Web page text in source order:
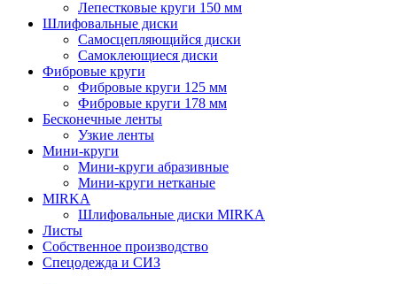
Лепестковые круги 150 мм
Шлифовальные диски
Самосцепляющийся диски
Самоклеющиеся диски
Фибровые круги
Фибровые круги 125 мм
Фибровые круги 178 мм
Бесконечные ленты
Узкие ленты
Мини-круги
Мини-круги абразивные
Мини-круги нетканые
MIRKA
Шлифовальные диски MIRKA
Листы
Собственное производство
Спецодежда и СИЗ